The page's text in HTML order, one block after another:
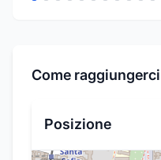
Come raggiungerci
Posizione